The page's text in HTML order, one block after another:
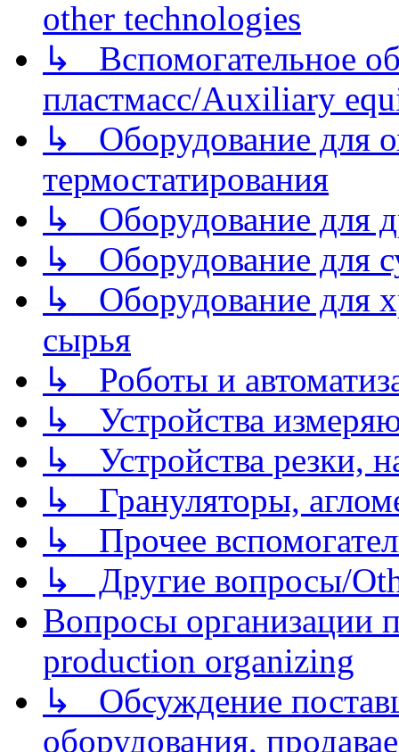
other technologies
↳ Вспомогательное
пластмасс/Auxiliary
↳ Оборудование для
термостатирования
↳ Оборудование для
↳ Оборудование для
↳ Оборудование для
сырья
↳ Роботы и
↳ Устройства
↳ Устройства резки,
↳ Грануляторы,
↳ Прочее
↳ Другие вопросы/
Вопросы организации
production organizing
↳ Обсуждение
оборудования,